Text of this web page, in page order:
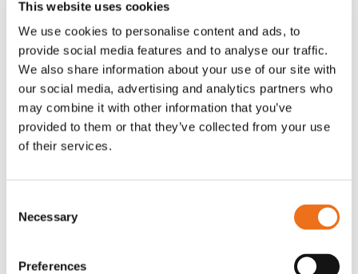
This website uses cookies
We use cookies to personalise content and ads, to
provide social media features and to analyse our traffic.
We also share information about your use of our site with
our social media, advertising and analytics partners who
may combine it with other information that you’ve
provided to them or that they’ve collected from your use
of their services.
Selection
Necessary
Preferences
Lägg till i varukorg
Rotor, komplett med slagor
OR80013456G
(ex. moms)
Grön truckknapp
A00220
kr (ex. moms)